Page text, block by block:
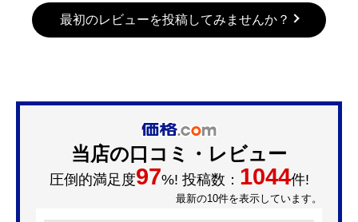
最初のレビューを投稿してみませんか？
当店の口コミ・レビュー
圧倒的満足度97%! 投稿数： 1044件!
最新の10件を表示しています。